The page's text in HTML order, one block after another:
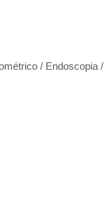
/ Endoscopia /